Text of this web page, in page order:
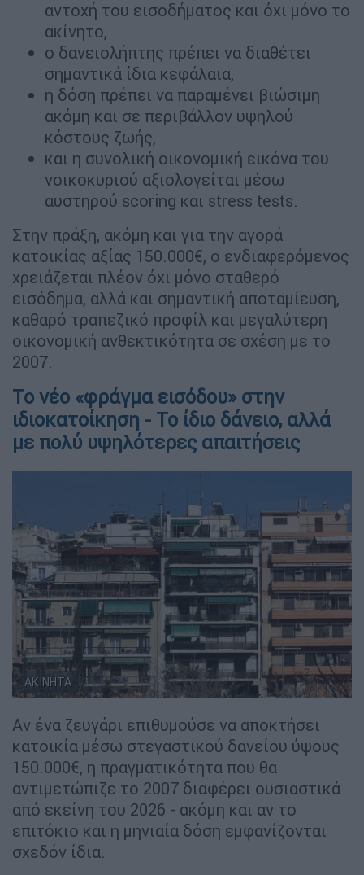
αντοχή του εισοδήματος και όχι μόνο το
ακίνητο,
ο δανειολήπτης πρέπει να διαθέτει
σημαντικά ίδια κεφάλαια,
η δόση πρέπει να παραμένει βιώσιμη
ακόμη και σε περιβάλλον υψηλού
κόστους ζωής,
και η συνολική οικονομική εικόνα του
νοικοκυριού αξιολογείται μέσω
αυστηρού scoring και stress tests.
Στην πράξη, ακόμη και για την αγορά
κατοικίας αξίας 150.000€, ο ενδιαφερόμενος
χρειάζεται πλέον όχι μόνο σταθερό
εισόδημα, αλλά και σημαντική αποταμίευση,
καθαρό τραπεζικό προφίλ και μεγαλύτερη
οικονομική ανθεκτικότητα σε σχέση με το
2007.
Το νέο «φράγμα εισόδου» στην
ιδιοκατοίκηση - Το ίδιο δάνειο, αλλά
με πολύ υψηλότερες απαιτήσεις
ΑΚΙΝΗΤΑ
Αν ένα ζευγάρι επιθυμούσε να αποκτήσει
κατοικία μέσω στεγαστικού δανείου ύψους
150.000€, η πραγματικότητα που θα
αντιμετώπιζε το 2007 διαφέρει ουσιαστικά
από εκείνη του 2026 - ακόμη και αν το
επιτόκιο και η μηνιαία δόση εμφανίζονται
σχεδόν ίδια.